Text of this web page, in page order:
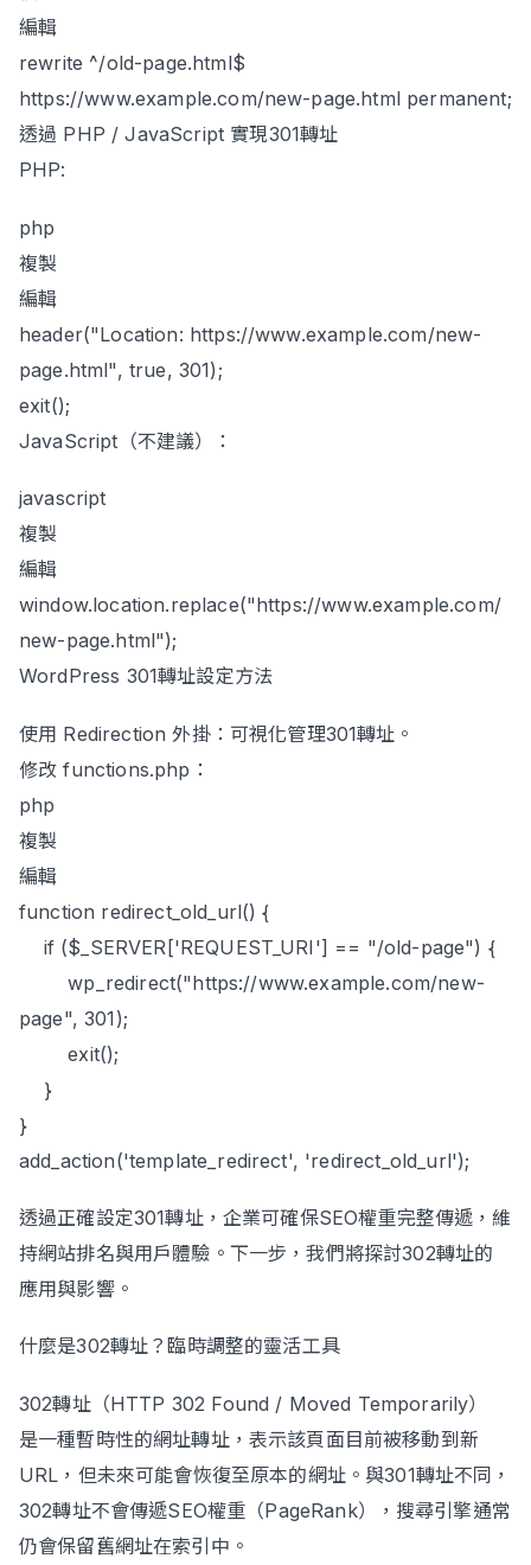
編輯
rewrite ^/old-page.html$
https://www.example.com/new-page.html permanent;
透過 PHP / JavaScript 實現301轉址
PHP:
php
複製
編輯
header("Location: https://www.example.com/new-
page.html", true, 301);
exit();
JavaScript（不建議）：
javascript
複製
編輯
window.location.replace("https://www.example.com/
new-page.html");
WordPress 301轉址設定方法
使用 Redirection 外掛：可視化管理301轉址。
修改 functions.php：
php
複製
編輯
function redirect_old_url() {
if ($_SERVER['REQUEST_URI'] == "/old-page") {
wp_redirect("https://www.example.com/new-
page", 301);
exit();
}
}
add_action('template_redirect', 'redirect_old_url');
透過正確設定301轉址，企業可確保SEO權重完整傳遞，維
持網站排名與用戶體驗。下一步，我們將探討302轉址的
應用與影響。
什麼是302轉址？臨時調整的靈活工具
302轉址（HTTP 302 Found / Moved Temporarily）
是一種暫時性的網址轉址，表示該頁面目前被移動到新
URL，但未來可能會恢復至原本的網址。與301轉址不同，
302轉址不會傳遞SEO權重（PageRank），搜尋引擎通常
仍會保留舊網址在索引中。